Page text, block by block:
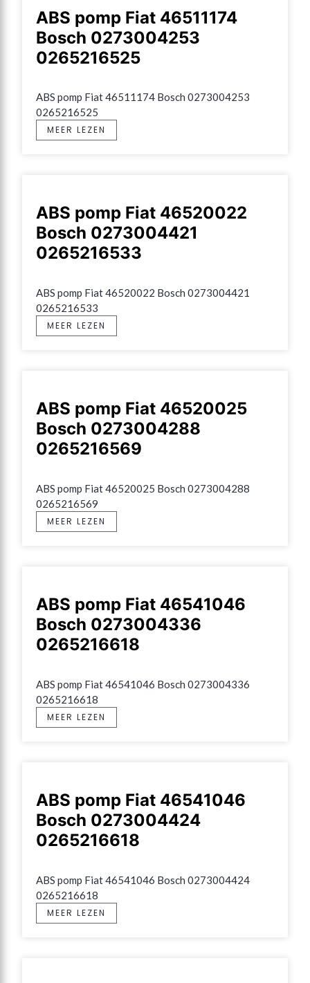
ABS pomp Fiat 46511174
Bosch 0273004253
0265216525
ABS pomp Fiat 46511174 Bosch 0273004253
0265216525
MEER LEZEN
ABS pomp Fiat 46520022
Bosch 0273004421
0265216533
ABS pomp Fiat 46520022 Bosch 0273004421
0265216533
MEER LEZEN
ABS pomp Fiat 46520025
Bosch 0273004288
0265216569
ABS pomp Fiat 46520025 Bosch 0273004288
0265216569
MEER LEZEN
ABS pomp Fiat 46541046
Bosch 0273004336
0265216618
ABS pomp Fiat 46541046 Bosch 0273004336
0265216618
MEER LEZEN
ABS pomp Fiat 46541046
Bosch 0273004424
0265216618
ABS pomp Fiat 46541046 Bosch 0273004424
0265216618
MEER LEZEN